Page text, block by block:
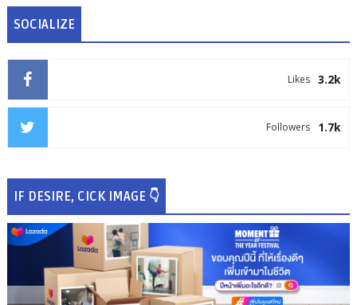
SOCIALIZE
3.2k
Likes
1.7k
Followers
IF DESIRE, CICK IMAGE 👇